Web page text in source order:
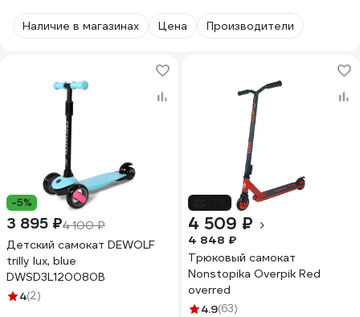
Наличие в магазинах Цена Производители
-5%
3 895 ₽4 100 ₽
Детский самокат DEWOLF
trilly lux, blue
DWSD3L120080B
4(2)
4 509 ₽
4 848 ₽
Трюковый самокат
Nonstopika Overpik Red
overred
4.9(63)